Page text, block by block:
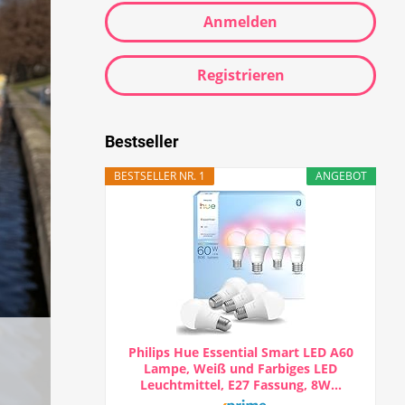
Anmelden
Registrieren
Bestseller
ANGEBOT
BESTSELLER NR. 1
Philips Hue Essential Smart LED A60
Lampe, Weiß und Farbiges LED
Leuchtmittel, E27 Fassung, 8W...